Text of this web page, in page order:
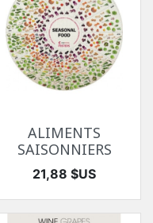
ALIMENTS
SAISONNIERS
Prix
21,88 $US